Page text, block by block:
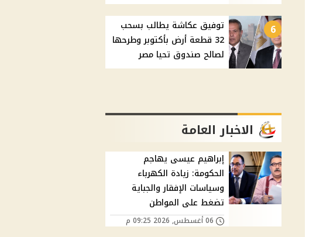
6
توفيق عكاشة يطالب بسحب
32 قطعة أرض بأكتوبر وطرحها
لصالح صندوق تحيا مصر
الاخبار العامة
إبراهيم عيسى يهاجم
الحكومة: زيادة الكهرباء
وسياسات الإفقار والجباية
تضغط على المواطن
06 أغسطس, 2026 09:25 م